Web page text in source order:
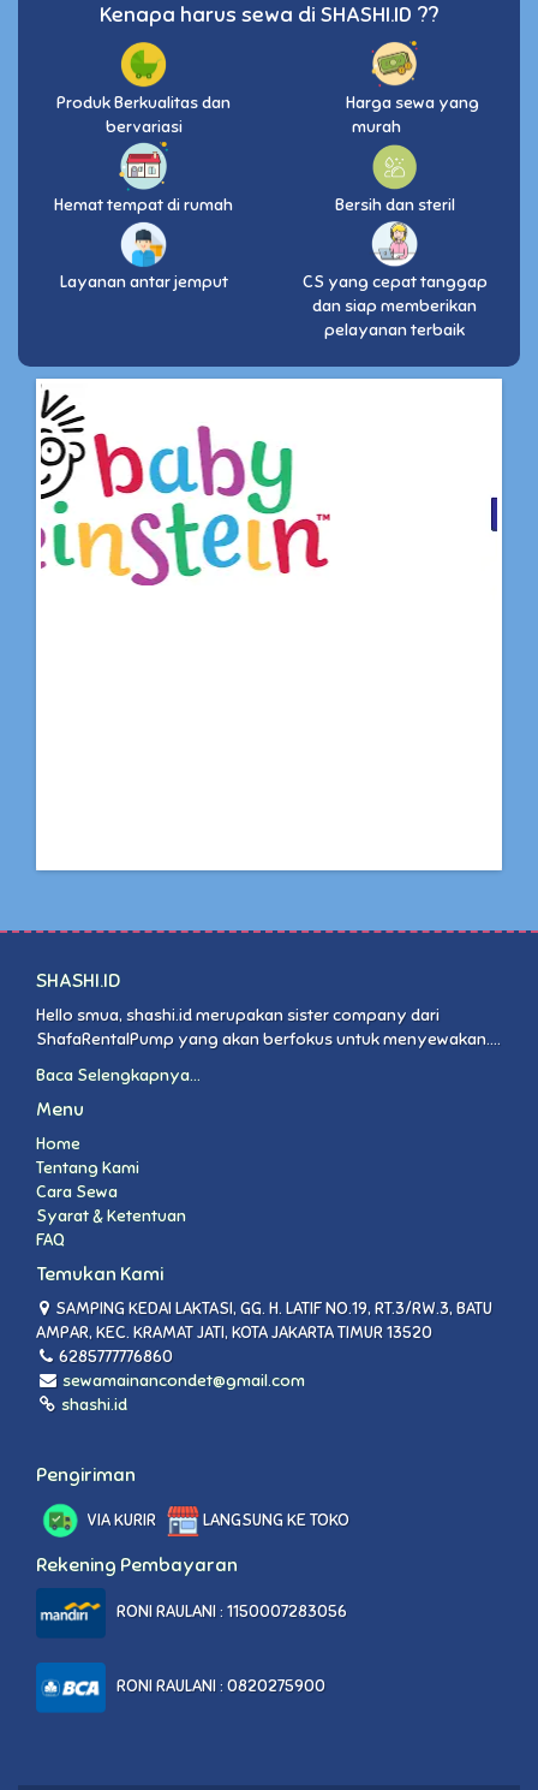
Kenapa harus sewa di SHASHI.ID ??
Produk Berkualitas dan
bervariasi
Harga sewa yang
murah
Hemat tempat di rumah Bersih dan steril
Layanan antar jemput
CS yang cepat tanggap
dan siap memberikan
pelayanan terbaik
SHASHI.ID
Hello smua, shashi.id merupakan sister company dari
ShafaRentalPump yang akan berfokus untuk menyewakan....
Baca Selengkapnya...
Menu
Home
Tentang Kami
Cara Sewa
Syarat & Ketentuan
FAQ
Temukan Kami
SAMPING KEDAI LAKTASI, GG. H. LATIF NO.19, RT.3/RW.3, BATU
AMPAR, KEC. KRAMAT JATI, KOTA JAKARTA TIMUR 13520
6285777776860
sewamainancondet@gmail.com
shashi.id
Pengiriman
VIA KURIR LANGSUNG KE TOKO
Rekening Pembayaran
RONI RAULANI : 1150007283056
RONI RAULANI : 0820275900